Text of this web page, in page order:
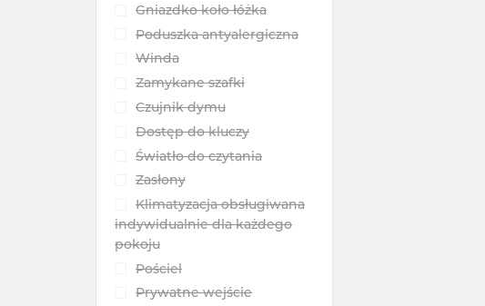
Gniazdko koło łóżka
Poduszka antyalergiczna
Winda
Zamykane szafki
Czujnik dymu
Dostęp do kluczy
Światło do czytania
Zasłony
Klimatyzacja obsługiwana
indywidualnie dla każdego
pokoju
Pościel
Prywatne wejście